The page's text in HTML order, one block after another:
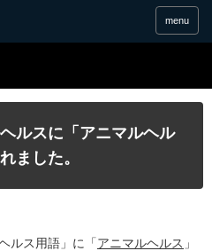
menu
ルスに「アニマルヘル
ました。
ルス用語」に「アニマルヘルス 」